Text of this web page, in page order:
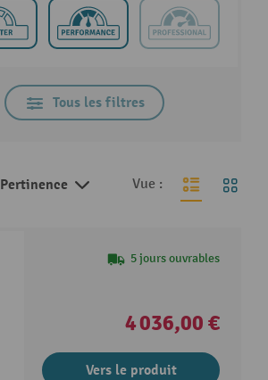
Tous les filtres
Pertinence Vue :
5 jours ouvrables
4 036,00 €
Vers le produit